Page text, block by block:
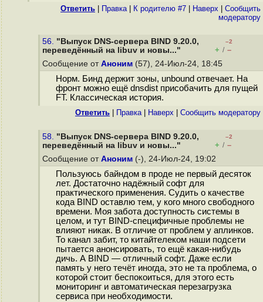
Ответить Правка| К родителю #7 Наверх
Cообщить
модератору
56. "Выпуск DNS-сервера BIND 9.20.0,
переведённый на libuv и новы..."
–2
+ / –
Сообщение от Аноним (57), 24-Июл-24, 18:45
Норм. Бинд держит зоны, unbound отвечает. На
фронт можно ещё dnsdist присобачить для пущей
FT. Классическая история.
Ответить Правка| Наверх Cообщить модератору
58. "Выпуск DNS-сервера BIND 9.20.0,
переведённый на libuv и новы..."
–2
+ / –
Сообщение от Аноним (-), 24-Июл-24, 19:02
Пользуюсь байндом в проде не первый десяток
лет. Достаточно надёжный софт для
практического применения. Судить о качестве
кода BIND оставлю тем, у кого много свободного
времени. Моя забота доступность системы в
целом, и тут BIND-специфичные проблемы не
влияют никак. В отличие от проблем у аплинков.
То канал забит, то китайтелеком наши подсети
пытается анонсировать, то ещё какая-нибудь
дичь. А BIND — отличный софт. Даже если
память у него течёт иногда, это не та проблема, о
которой стоит беспокоиться, для этого есть
мониторинг и автоматическая перезагрузка
сервиса при необходимости.